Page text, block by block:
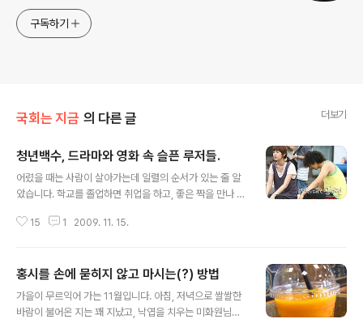
구독하기
국회는 지금 의 다른 글 더보기
청년백수, 드라마와 영화 속 슬픈 루저들.
어렸을 때는 사람이 살아가는데 일렬의 순서가 있는 줄 알
았습니다. 학교를 졸업하면 취업을 하고, 좋은 짝을 만나 결
는... 특별할 것도 없고 모자랄 것도 없는 그런 일상들이 당
라는 것을 알았습니다. 학교를 졸업했지만 취업을 하지 못
하면서 나는 그냥 이 자리에 멈춰있었으니까요. 남들이 차
근 차근 밟아가는 일상이 나에게는 다가 오지 않았습니다.
15 1 2009. 11. 15.
홍시를 손에 묻히지 않고 마시는(?) 방법
가을이 무르익어 가는 11월입니다. 아침, 저녁으로 쌀쌀한
바람이 불어온 지는 꽤 지났고, 낙엽을 치우는 미화원님들